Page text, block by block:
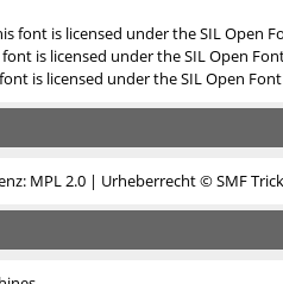
font is licensed under the SIL Open
is licensed under the SIL Open
is licensed under the SIL Open Font
MPL 2.0 | Urheberrecht © SMF